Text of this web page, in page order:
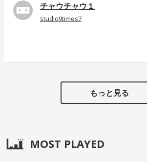
チャウチャウ１
studio9times7
もっと見る
MOST PLAYED